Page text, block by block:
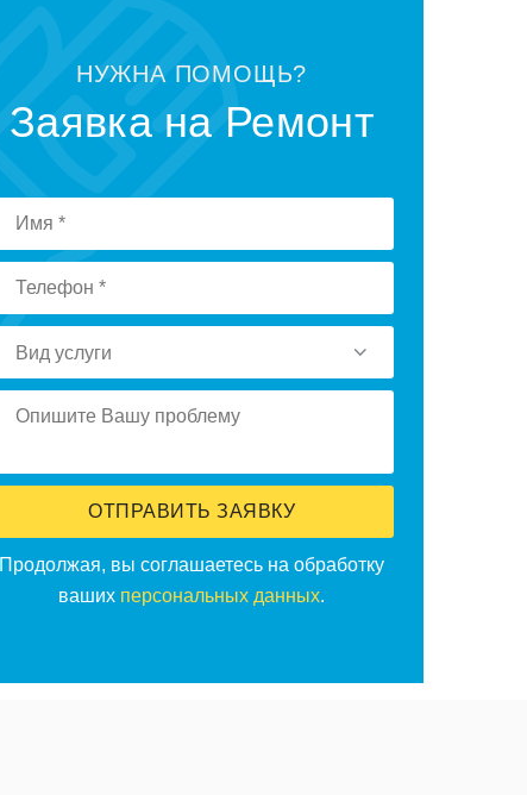
НУЖНА ПОМОЩЬ?
Заявка на Ремонт
Вид услуги
ОТПРАВИТЬ ЗАЯВКУ
Продолжая, вы соглашаетесь на обработку
ваших персональных данных.